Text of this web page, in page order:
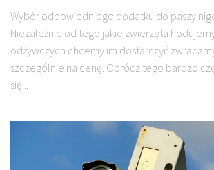
Wybór odpowiedniego dodatku do paszy
Niezależnie od tego jakie zwierzęta
odżywczych chcemy im dostarczyć
szczególnie na cenę. Oprócz tego bardzo
się...